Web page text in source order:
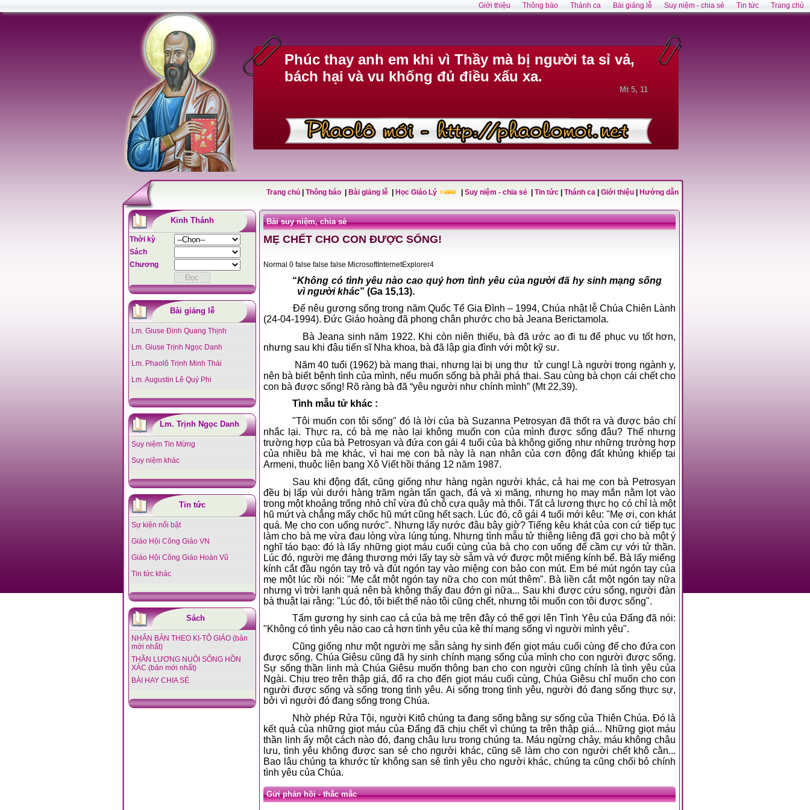
Phúc thay anh em khi vì Thầy mà bị người ta sỉ vả,
bách hại và vu khống đủ điều xấu xa.
Mt 5, 11
Trang chủ Thông báo Bài giảng lễ Học Giáo Lý Suy niệm - chia sẻ Tin tức Thánh ca Giới thiệu Hướng dẫn
Kinh Thánh
Thời kỳ
Sách
Chương
Bài giảng lễ
Lm. Giuse Đinh Quang Thịnh
Lm. Giuse Trịnh Ngọc Danh
Lm. Phaolô Trịnh Minh Thái
Lm. Augustin Lê Quý Phi
Lm. Trịnh Ngọc Danh
Suy niệm Tin Mừng
Suy niệm khác
Tin tức
Sự kiện nổi bật
Giáo Hội Công Giáo VN
Giáo Hội Công Giáo Hoàn Vũ
Tin tức khác
Sách
NHÂN BẢN THEO KI-TÔ GIÁO (bản
mới nhất)
THẦN LƯƠNG NUÔI SỐNG HỒN
XÁC (bản mới nhất)
BÀI HAY CHIA SẺ
Bài suy niệm, chia sẻ
MẸ CHẾT CHO CON ĐƯỢC SỐNG!
Normal 0 false false false MicrosoftInternetExplorer4
“Không có tình yêu nào cao quý hơn tình yêu của người đã hy sinh mạng sống
vì người khác” (Ga 15,13).
Để nêu gương sống trong năm Quốc Tế Gia Đình – 1994, Chúa nhật lễ Chúa Chiên Lành
(24-04-1994). Đức Giáo hoàng đã phong chân phước cho bà Jeana Berictamola.
Bà Jeana sinh năm 1922. Khi còn niên thiếu, bà đã ước ao đi tu để phục vụ tốt hơn,
nhưng sau khi đậu tiến sĩ Nha khoa, bà đã lập gia đình với một kỹ sư.
Năm 40 tuổi (1962) bà mang thai, nhưng lại bị ung thư tử cung! Là người trong ngành y,
nên bà biết bệnh tình của mình, nếu muốn sống bà phải phá thai. Sau cùng bà chọn cái chết cho
con bà được sống! Rõ ràng bà đã “yêu người như chính mình” (Mt 22,39).
Tình mẫu tử khác :
"Tôi muốn con tôi sống" đó là lời của bà Suzanna Petrosyan đã thốt ra và được báo chí
nhắc lại. Thực ra, có bà mẹ nào lại không muốn con của mình được sống đâu? Thế nhưng
trường hợp của bà Petrosyan và đứa con gái 4 tuổi của bà không giống như những trường hợp
của nhiều bà mẹ khác, vì hai mẹ con bà này là nạn nhân của cơn động đất khủng khiếp tại
Armeni, thuộc liên bang Xô Viết hồi tháng 12 năm 1987.
Sau khi động đất, cũng giống như hàng ngàn người khác, cả hai mẹ con bà Petrosyan
đều bị lấp vùi dưới hàng trăm ngàn tấn gạch, đá và xi măng, nhưng họ may mắn nằm lọt vào
trong một khoảng trống nhỏ chỉ vừa đủ chỗ cựa quậy mà thôi. Tất cả lương thực họ có chỉ là một
hũ mứt và chẳng mấy chốc hũ mứt cũng hết sạch. Lúc đó, cô gái 4 tuổi mới kêu: "Mẹ ơi, con khát
quá. Mẹ cho con uống nước". Nhưng lấy nước đâu bây giờ? Tiếng kêu khát của con cứ tiếp tục
làm cho bà mẹ vừa đau lòng vừa lúng túng. Nhưng tình mẫu tử thiêng liêng đã gợi cho bà một ý
nghĩ táo bạo: đó là lấy những giọt máu cuối cùng của bà cho con uống để cầm cự với tử thần.
Lúc đó, người mẹ đáng thương mới lấy tay sờ sẫm và vớ được một miếng kính bể. Bà lấy miếng
kính cắt đầu ngón tay trỏ và đút ngón tay vào miệng con bảo con mút. Em bé mút ngón tay của
mẹ một lúc rồi nói: "Mẹ cắt một ngón tay nữa cho con mút thêm". Bà liền cắt một ngón tay nữa
nhưng vì trời lạnh quá nên bà không thấy đau đớn gì nữa... Sau khi được cứu sống, người đàn
bà thuật lại rằng: "Lúc đó, tôi biết thế nào tôi cũng chết, nhưng tôi muốn con tôi được sống".
Tấm gương hy sinh cao cả của bà mẹ trên đây có thể gợi lên Tình Yêu của Ðấng đã nói:
"Không có tình yêu nào cao cả hơn tình yêu của kẻ thí mạng sống vì người mình yêu".
Cũng giống như một người mẹ sẵn sàng hy sinh đến giọt máu cuối cùng để cho đứa con
được sống. Chúa Giêsu cũng đã hy sinh chính mạng sống của mình cho con người được sống.
Sự sống thần linh mà Chúa Giêsu muốn thông ban cho con người cũng chính là tình yêu của
Ngài. Chịu treo trên thập giá, đổ ra cho đến giọt máu cuối cùng, Chúa Giêsu chỉ muốn cho con
người được sống và sống trong tình yêu. Ai sống trong tình yêu, người đó đang sống thực sự,
bởi vì người đó đang sống trong Chúa.
Nhờ phép Rửa Tội, người Kitô chúng ta đang sống bằng sự sống của Thiên Chúa. Ðó là
kết quả của những giọt máu của Ðấng đã chịu chết vì chúng ta trên thập giá... Những giọt máu
thần linh ấy một cách nào đó, đang châu lưu trong chúng ta. Máu ngừng chảy, máu không châu
lưu, tình yêu không được san sẻ cho người khác, cũng sẽ làm cho con người chết khô cằn...
Bao lâu chúng ta khước từ không san sẻ tình yêu cho người khác, chúng ta cũng chối bỏ chính
tình yêu của Chúa.
Gửi phản hồi - thắc mắc
Trang chủ
Tin tức
Suy niệm - chia sẻ
Bài giảng lễ
Thánh ca
Thông báo
Giới thiệu